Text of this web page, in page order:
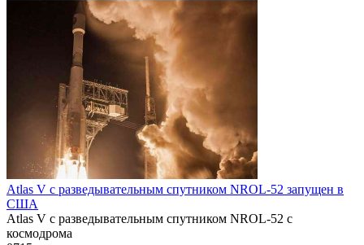
Atlas V с разведывательным спутником NROL-52 запущен в
США
Atlas V с разведывательным спутником NROL-52 с
космодрома